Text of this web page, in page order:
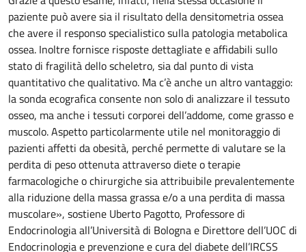
paziente può avere sia il risultato della densitometria ossea
che avere il responso specialistico sulla patologia metabolica
ossea. Inoltre fornisce risposte dettagliate e affidabili sullo
stato di fragilità dello scheletro, sia dal punto di vista
quantitativo che qualitativo. Ma c’è anche un altro vantaggio:
la sonda ecografica consente non solo di analizzare il tessuto
osseo, ma anche i tessuti corporei dell’addome, come grasso e
muscolo. Aspetto particolarmente utile nel monitoraggio di
pazienti affetti da obesità, perché permette di valutare se la
perdita di peso ottenuta attraverso diete o terapie
farmacologiche o chirurgiche sia attribuibile prevalentemente
alla riduzione della massa grassa e/o a una perdita di massa
muscolare», sostiene Uberto Pagotto, Professore di
Endocrinologia all’Università di Bologna e Direttore dell’UOC di
Endocrinologia e prevenzione e cura del diabete dell’IRCSS